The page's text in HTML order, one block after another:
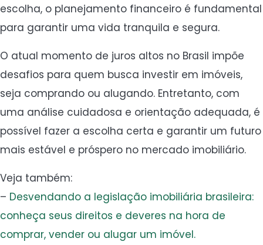
escolha, o planejamento financeiro é fundamental
para garantir uma vida tranquila e segura.
O atual momento de juros altos no Brasil impõe
desafios para quem busca investir em imóveis,
seja comprando ou alugando. Entretanto, com
uma análise cuidadosa e orientação adequada, é
possível fazer a escolha certa e garantir um futuro
mais estável e próspero no mercado imobiliário.
Veja também:
– Desvendando a legislação imobiliária brasileira:
conheça seus direitos e deveres na hora de
comprar, vender ou alugar um imóvel.